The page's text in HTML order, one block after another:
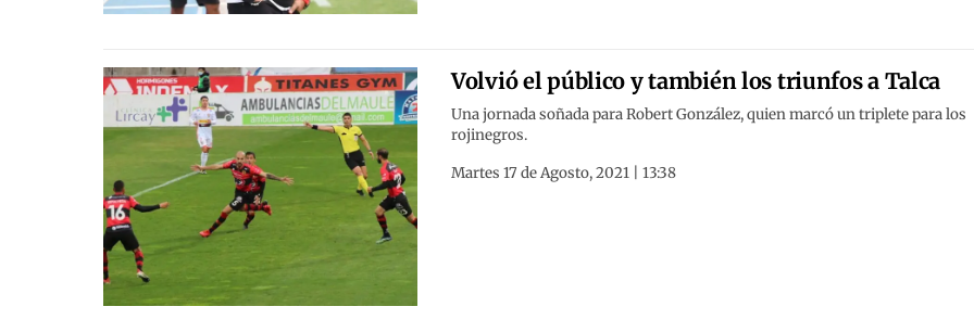
Volvió el público y también los triunfos a Talca
Una jornada soñada para Robert González, quien marcó un triplete para los
rojinegros.
Martes 17 de Agosto, 2021 | 13:38